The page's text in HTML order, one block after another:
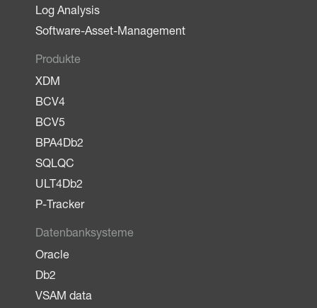
Log Analysis
Software-Asset-Management
Produkte
XDM
BCV4
BCV5
BPA4Db2
SQLQC
ULT4Db2
P-Tracker
Datenbanksysteme
Oracle
Db2
VSAM data